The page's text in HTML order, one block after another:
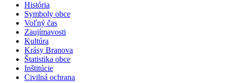
História
Symboly obce
Voľný čas
Zaujímavosti
Kultúra
Krásy Branova
Štatistika obce
Inštitúcie
Civilná ochrana